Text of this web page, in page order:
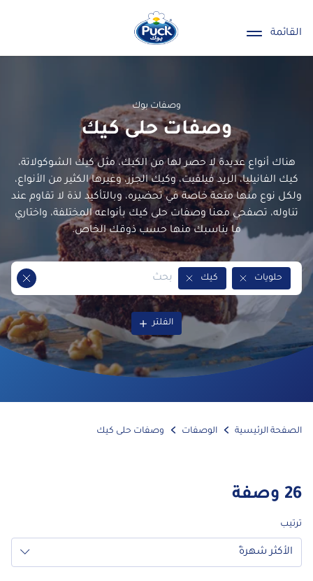
وصفات بوك
وصفات حلى كيك
أنواع عديدة لا حصر لها من الكيك، مثل كيك الشوكولاتة،
الفانيليا، الريد فيلفيت، وكيك الجزر، وغيرها الكثير من الأنواع،
نوع منها متعة خاصة في تحضيره، وبالتأكيد لذة لا تقاوم عند
تصفحي معنا وصفات حلى كيك بأنواعه المختلفة، واختاري
ما يناسبك منها حسب ذوقك الخاص.
حلويات
Remove Tag
Remove Tag
الفلتر
الرئيسية الوصفات وصفات حلى كيك
وصفة
الأكثر شهرةً